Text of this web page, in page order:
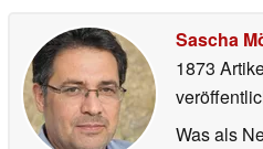
Sascha
1873
Was als